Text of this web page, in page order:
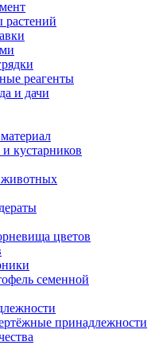
растений
реагенты
и дачи
кустарников
животных
цветов
семенной
принадлежности